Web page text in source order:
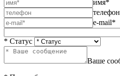
имя*
телефон
e-mail*
* Статус
Ваше